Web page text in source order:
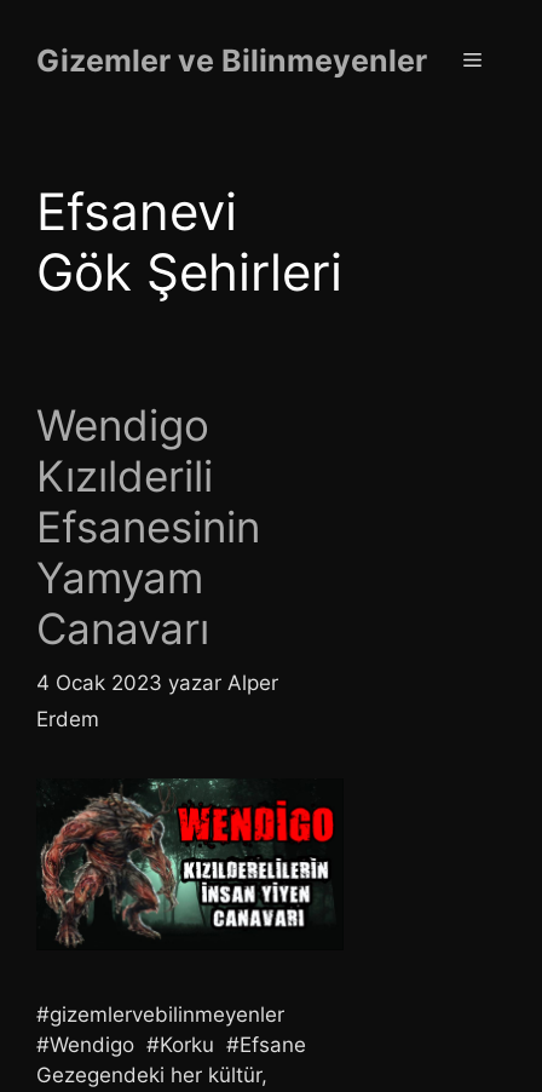
Gizemler ve Bilinmeyenler Menü
Efsanevi
Gök Şehirleri
Wendigo
Kızılderili
Efsanesinin
Yamyam
Canavarı
4 Ocak 2023 yazar Alper
Erdem
#gizemlervebilinmeyenler
#Wendigo #Korku #Efsane
Gezegendeki her kültür,